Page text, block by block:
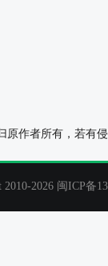
原作者所有，若
2026 闽ICP备